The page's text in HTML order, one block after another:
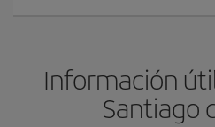
Información
Santiago